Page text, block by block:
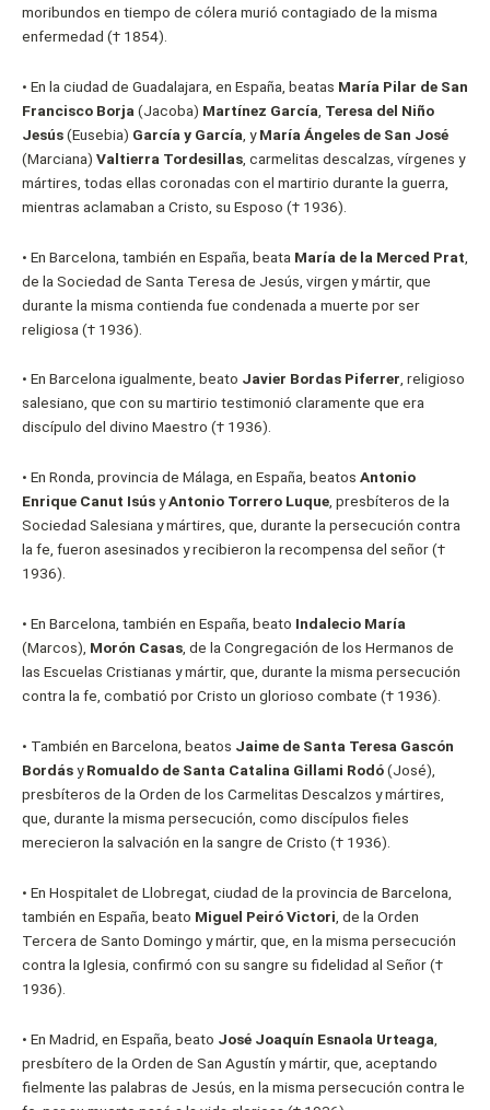
moribundos en tiempo de cólera murió contagiado de la misma
enfermedad († 1854).
• En la ciudad de Guadalajara, en España, beatas María Pilar de San
Francisco Borja (Jacoba) Martínez García Teresa del Niño
Jesús(Eusebia) García y García , yMaría Ángeles de San José
(Marciana) Valtierra Tordesillas , carmelitas descalzas, vírgenes y
mártires, todas ellas coronadas con el martirio durante la guerra,
mientras aclamaban a Cristo, su Esposo († 1936).
• En Barcelona, también en España, beata María de la Merced Prat
de la Sociedad de Santa Teresa de Jesús, virgen y mártir, que
durante la misma contienda fue condenada a muerte por ser
religiosa († 1936).
• En Barcelona igualmente, beato Javier Bordas Piferrer, religioso
salesiano, que con su martirio testimonió claramente que era
discípulo del divino Maestro († 1936).
• En Ronda, provincia de Málaga, en España, beatos Antonio
Enrique Canut IsúsyAntonio Torrero Luque, presbíteros de la
Sociedad Salesiana y mártires, que, durante la persecución contra
la fe, fueron asesinados y recibieron la recompensa del señor (†
1936).
• En Barcelona, también en España, beato Indalecio María
(Marcos), Morón Casas, de la Congregación de los Hermanos de
las Escuelas Cristianas y mártir, que, durante la misma persecución
contra la fe, combatió por Cristo un glorioso combate († 1936).
• También en Barcelona, beatos Jaime de Santa Teresa Gascón
BordásyRomualdo de Santa Catalina Gillami Rodó(José),
presbíteros de la Orden de los Carmelitas Descalzos y mártires,
que, durante la misma persecución, como discípulos fieles
merecieron la salvación en la sangre de Cristo († 1936).
• En Hospitalet de Llobregat, ciudad de la provincia de Barcelona,
también en España, beato Miguel Peiró Victori , de la Orden
Tercera de Santo Domingo y mártir, que, en la misma persecución
contra la Iglesia, confirmó con su sangre su fidelidad al Señor (†
1936).
• En Madrid, en España, beato José Joaquín Esnaola Urteaga
presbítero de la Orden de San Agustín y mártir, que, aceptando
fielmente las palabras de Jesús, en la misma persecución contra le